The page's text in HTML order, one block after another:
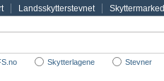
Landsskytterstevnet Skyttermarked
Skytterlagene Stevner